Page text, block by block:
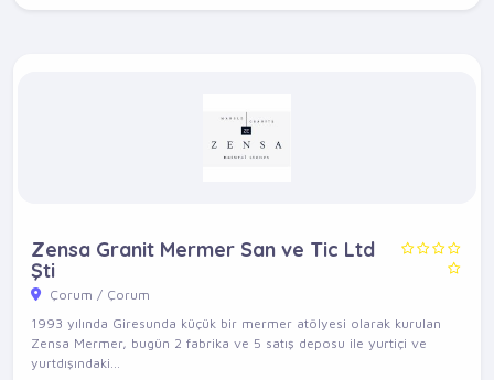
Zensa Granit Mermer San ve Tic Ltd
Şti
Çorum / Çorum
1993 yılında Giresunda küçük bir mermer atölyesi olarak kurulan
Zensa Mermer, bugün 2 fabrika ve 5 satış deposu ile yurtiçi ve
yurtdışındaki...